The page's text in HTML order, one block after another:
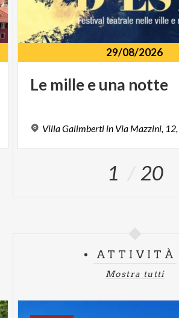
29/08/2026
Le milleeuna notte
VillaGalimberti in Via Mazzini, 12,
1 20
ATTIVITÀ
Mostra tutti